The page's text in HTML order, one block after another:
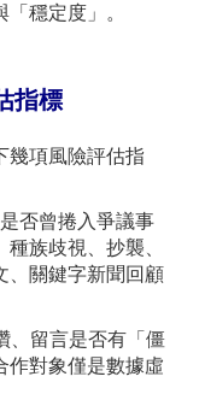
穩定度」。
指標
幾項風險評估指
否曾捲入爭議事
族歧視、抄襲、
、關鍵字新聞回顧
、留言是否有「僵
作對象僅是數據虛